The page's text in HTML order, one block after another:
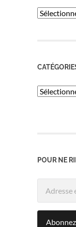
ARCHIVES
Catégories
POUR NE